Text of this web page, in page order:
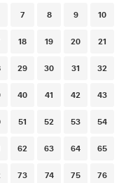
7 8 9 10
18 19 20 21
29 30 31 32
40 41 42 43
51 52 53 54
62 63 64 65
73 74 75 76